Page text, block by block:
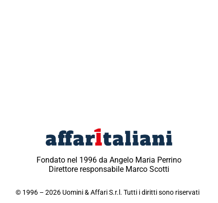
Fondato nel 1996 da Angelo Maria Perrino
Direttore responsabile Marco Scotti
© 1996 – 2026 Uomini & Affari S.r.l. Tutti i diritti sono riservati